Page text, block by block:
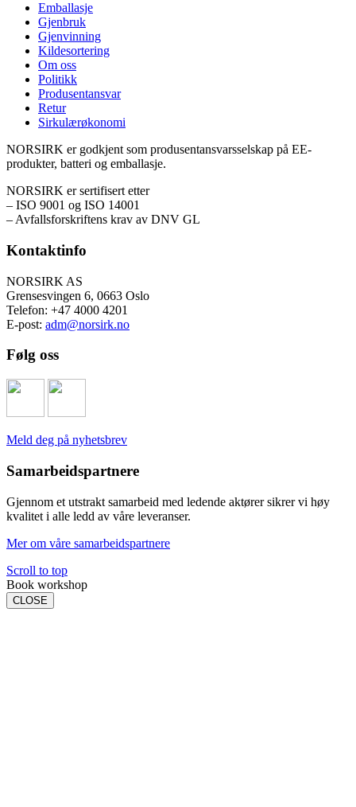
Emballasje
Gjenbruk
Gjenvinning
Kildesortering
Om oss
Politikk
Produsentansvar
Retur
Sirkulærøkonomi
NORSIRK er godkjent som produsentansvarsselskap på EE-
produkter, batteri og emballasje.
NORSIRK er sertifisert etter
– ISO 9001 og ISO 14001
– Avfallsforskriftens krav av DNV GL
Kontaktinfo
NORSIRK AS
Grensesvingen 6, 0663 Oslo
Telefon: +47 4000 4201
E-post: adm@norsirk.no
Følg oss
Meld deg på nyhetsbrev
Samarbeidspartnere
Gjennom et utstrakt samarbeid med ledende aktører sikrer vi høy
kvalitet i alle ledd av våre leveranser.
Mer om våre samarbeidspartnere
Scroll to top
Book workshop
CLOSE